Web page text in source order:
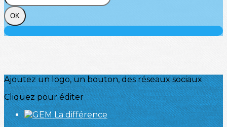
OK
Ajoutez un logo, un bouton, des réseaux sociaux
Cliquez pour éditer